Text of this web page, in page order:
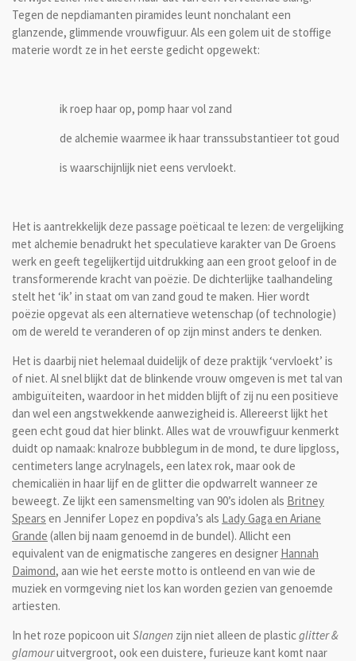
Tegen de nepdiamanten piramides leunt nonchalant een
glanzende, glimmende vrouwfiguur. Als een golem uit de stoffige
materie wordt ze in het eerste gedicht opgewekt:
ik roep haar op, pomp haar vol zand
de alchemie waarmee ik haar transsubstantieer tot goud
is waarschijnlijk niet eens vervloekt.
Het is aantrekkelijk deze passage poëticaal te lezen: de vergelijking
met alchemie benadrukt het speculatieve karakter van De Groens
werk en geeft tegelijkertijd uitdrukking aan een groot geloof in de
transformerende kracht van poëzie. De dichterlijke taalhandeling
stelt het ‘ik’ in staat om van zand goud te maken. Hier wordt
poëzie opgevat als een alternatieve wetenschap (of technologie)
om de wereld te veranderen of op zijn minst anders te denken.
Het is daarbij niet helemaal duidelijk of deze praktijk ‘vervloekt’ is
of niet. Al snel blijkt dat de blinkende vrouw omgeven is met tal van
ambiguïteiten, waardoor in het midden blijft of zij nu een positieve
dan wel een angstwekkende aanwezigheid is. Allereerst lijkt het
geen echt goud dat hier blinkt. Alles wat de vrouwfiguur kenmerkt
duidt op namaak: knalroze bubblegum in de mond, te dure lipgloss,
centimeters lange acrylnagels, een latex rok, maar ook de
chemicaliën in haar lijf en de glitter die opdwarrelt wanneer ze
beweegt. Ze lijkt een samensmelting van 90’s idolen als Britney
Spears en Jennifer Lopez en popdiva’s als Lady Gaga en Ariane
Grande (allen bij naam genoemd in de bundel). Allicht een
equivalent van de enigmatische zangeres en designer Hannah
Daimond, aan wie het eerste motto is ontleend en van wie de
muziek en vormgeving niet los kan worden gezien van genoemde
artiesten.
In het roze popicoon uit Slangen zijn niet alleen de plasticglitter &
glamouruitvergroot, ook een duistere, furieuze kant komt naar